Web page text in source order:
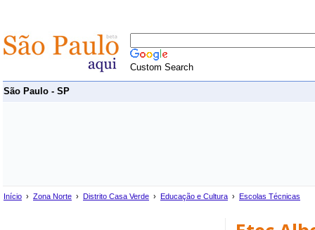
Custom Search
São Paulo - SP
Início › Zona Norte › Distrito Casa Verde › Educação e Cultura › Escolas Técnicas